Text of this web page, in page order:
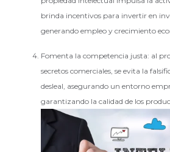
brinda incentivos para invertir en
generando empleo y crecimiento
Fomenta la competencia justa: al
secretos comerciales, se evita la
desleal, asegurando un entorno
garantizando la calidad de los